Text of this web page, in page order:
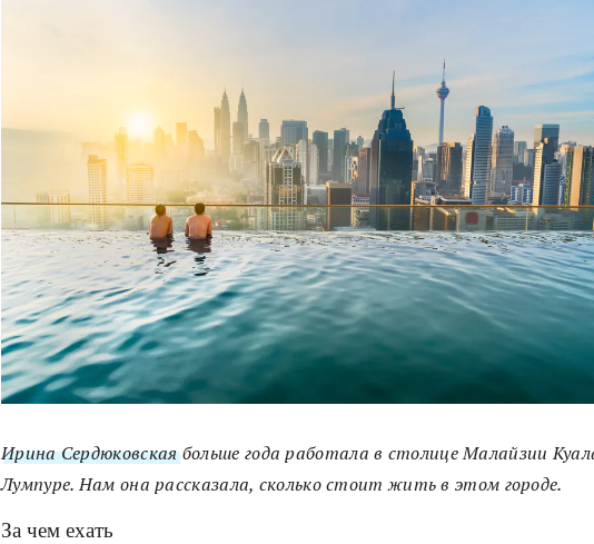
Ирина Сердюковскаябольше года работала в столице Малайзии
Лумпуре. Нам она рассказала, сколько стоит жить в этом городе.
За чем ехать